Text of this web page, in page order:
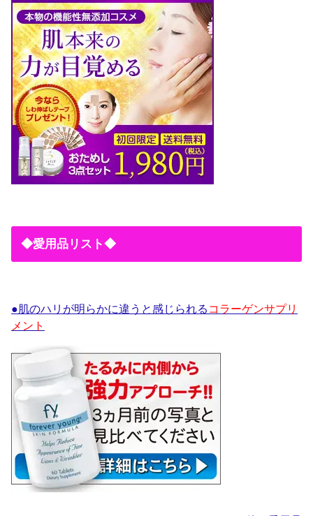
◆愛用品リスト◆
●肌のハリが明らかに違うと感じられる コラーゲンサプリ
メント